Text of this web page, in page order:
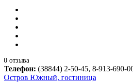
0 отзыва
Телефон: (38844) 2-50-45, 8-913-690-
Остров Южный, гостиница